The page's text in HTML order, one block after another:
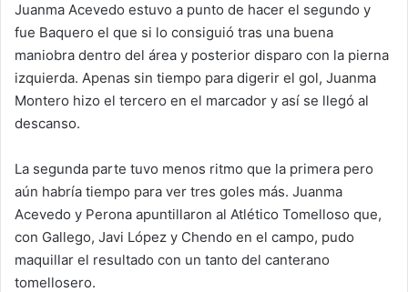
Juanma Acevedo estuvo a punto de hacer el segundo y
fue Baquero el que si lo consiguió tras una buena
maniobra dentro del área y posterior disparo con la pierna
izquierda. Apenas sin tiempo para digerir el gol, Juanma
Montero hizo el tercero en el marcador y así se llegó al
descanso.
La segunda parte tuvo menos ritmo que la primera pero
aún habría tiempo para ver tres goles más. Juanma
Acevedo y Perona apuntillaron al Atlético Tomelloso que,
con Gallego, Javi López y Chendo en el campo, pudo
maquillar el resultado con un tanto del canterano
tomellosero.